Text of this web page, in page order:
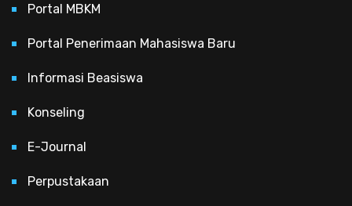
Portal MBKM
Portal Penerimaan Mahasiswa Baru
Informasi Beasiswa
Konseling
E-Journal
Perpustakaan